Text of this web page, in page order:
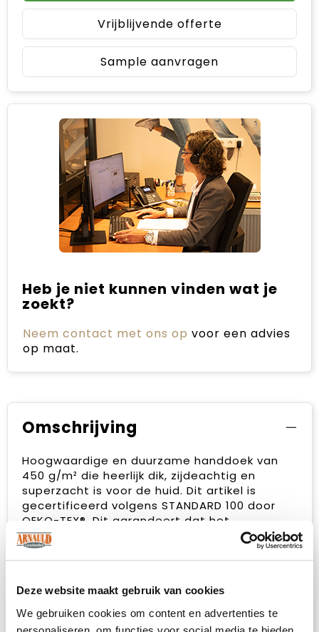
Deze website maakt gebruik van cookies
We gebruiken cookies om content en advertenties te
Vrijblijvende offerte
Sample aanvragen
Heb je niet kunnen vinden wat je
zoekt?
Neem contact met ons op voor een advies
op maat.
Omschrijving
Hoogwaardige en duurzame handdoek van
450 g/m² die heerlijk dik, zijdeachtig en
superzacht is voor de huid. Dit artikel is
gecertificeerd volgens STANDARD 100 door
OEKO-TEX®. Dit garandeert dat het
textielproduct is vervaardigd met behulp van
duurzame processen onder milieuvriendelijke
en maatschappelijk verantwoorde
schadelijke chemicaliën of synthetische
materialen. Verkrijgbaar in een
verscheidenheid aan prachtige kleuren om